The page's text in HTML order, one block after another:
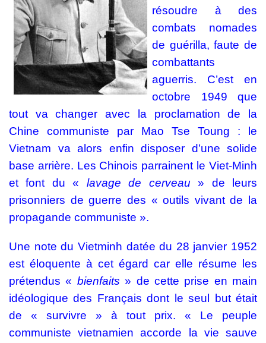
résoudre à des
combats nomades
de guérilla, faute de
combattants
aguerris. C’est en
octobre 1949 que
tout va changer avec la proclamation de la
Chine communiste par Mao Tse Toung : le
Vietnam va alors enfin disposer d’une solide
base arrière. Les Chinois parrainent le Viet-Minh
et font du « lavage de cerveau » de leurs
prisonniers de guerre des « outils vivant de la
propagande communiste ».
Une note du Vietminh datée du 28 janvier 1952
est éloquente à cet égard car elle résume les
prétendus « bienfaits » de cette prise en main
idéologique des Français dont le seul but était
de « survivre » à tout prix. « Le peuple
communiste vietnamien accorde la vie sauve